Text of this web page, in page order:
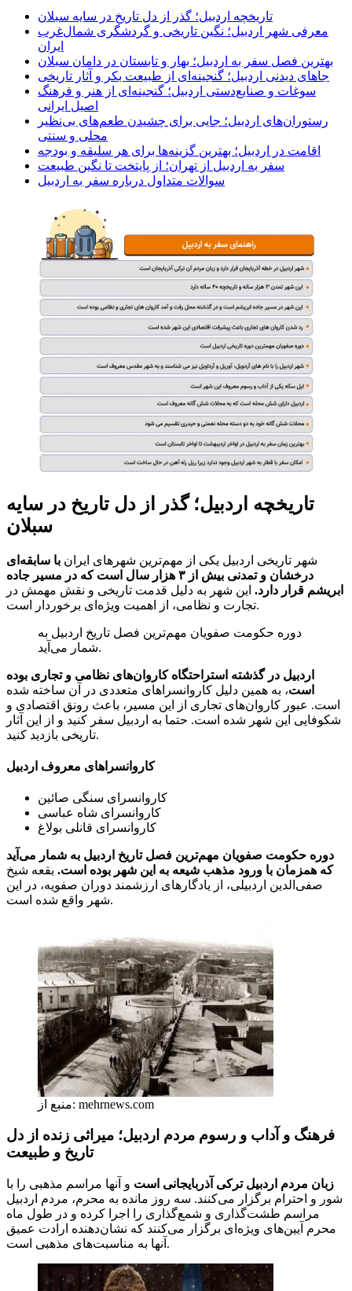
تاریخچه اردبیل؛ گذر از دل تاریخ در سایه سبلان
معرفی شهر اردبیل؛ نگین تاریخی و گردشگری شمال‌غرب
ایران
بهترین فصل سفر به اردبیل؛ بهار و تابستان در دامان سبلان
جاهای دیدنی اردبیل؛ گنجینه‌ای از طبیعت بکر و آثار تاریخی
سوغات و صنایع‌دستی اردبیل؛ گنجینه‌ای از هنر و فرهنگ
اصیل ایرانی
رستوران‌های اردبیل؛ جایی برای چشیدن طعم‌های بی‌نظیر
محلی و سنتی
اقامت در اردبیل؛ بهترین گزینه‌ها برای هر سلیقه و بودجه
سفر به اردبیل از تهران؛ از پایتخت تا نگین طبیعت
سوالات متداول درباره سفر به اردبیل
تاریخچه اردبیل؛ گذر از دل تاریخ در سایه
سبلان
شهر تاریخی اردبیل یکی از مهم‌ترین شهرهای ایران با سابقه‌ای
درخشان و تمدنی بیش از ۳ هزار سال است که در مسیر جاده
ابریشم قرار دارد. این شهر به دلیل قدمت تاریخی و نقش مهمش در
تجارت و نظامی، از اهمیت ویژه‌ای برخوردار است.
دوره حکومت صفویان مهم‌ترین فصل تاریخ اردبیل به
شمار می‌آید.
اردبیل در گذشته استراحتگاه کاروان‌های نظامی و تجاری بوده
است، به همین دلیل کاروانسراهای متعددی در آن ساخته شده
است. عبور کاروان‌های تجاری از این مسیر، باعث رونق اقتصادی و
شکوفایی این شهر شده است. حتما به اردبیل سفر کنید و از این آثار
تاریخی بازدید کنید.
کاروانسراهای معروف اردبیل
کاروانسرای سنگی صائین
کاروانسرای شاه عباسی
کاروانسرای قانلی بولاغ
دوره حکومت صفویان مهم‌ترین فصل تاریخ اردبیل به شمار می‌آید
که همزمان با ورود مذهب شیعه به این شهر بوده است. بقعه شیخ
صفی‌الدین اردبیلی، از یادگارهای ارزشمند دوران صفویه، در این
شهر واقع شده است.
منبع از: mehrnews.com
فرهنگ و آداب و رسوم مردم اردبیل؛ میراثی زنده از دل
تاریخ و طبیعت
زبان مردم اردبیل ترکی آذربایجانی است و آنها مراسم مذهبی را با
شور و احترام برگزار می‌کنند. سه روز مانده به محرم، مردم اردبیل
مراسم طشت‌گذاری و شمع‌گذاری را اجرا کرده و در طول ماه
محرم آیین‌های ویژه‌ای برگزار می‌کنند که نشان‌دهنده ارادت عمیق
آنها به مناسبت‌های مذهبی است.